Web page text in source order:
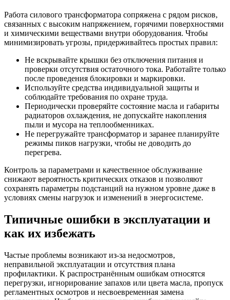
Работа силового трансформатора сопряжена с рядом рисков,
связанных с высоким напряжением, горячими поверхностями
и химическими веществами внутри оборудования. Чтобы
минимизировать угрозы, придерживайтесь простых правил:
Не вскрывайте крышки без отключения питания и
проверки отсутствия остаточного тока. Работайте только
после проведения блокировки и маркировки.
Используйте средства индивидуальной защиты и
соблюдайте требования по охране труда.
Периодически проверяйте состояние масла и габариты
радиаторов охлаждения, не допускайте накопления
пыли и мусора на теплообменниках.
Не перегружайте трансформатор и заранее планируйте
режимы пиков нагрузки, чтобы не доводить до
перегрева.
Контроль за параметрами и качественное обслуживание
снижают вероятность критических отказов и позволяют
сохранять параметры подстанций на нужном уровне даже в
условиях смены нагрузок и изменений в энергосистеме.
Типичные ошибки в эксплуатации и
как их избежать
Частые проблемы возникают из-за недосмотров,
неправильной эксплуатации и отсутствия плана
профилактики. К распространённым ошибкам относятся
перегрузки, игнорирование запахов или цвета масла, пропуск
регламентных осмотров и несвоевременная замена